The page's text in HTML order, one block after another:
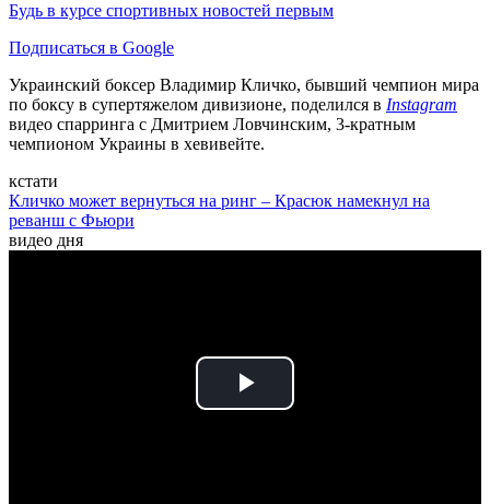
Будь в курсе спортивных новостей первым
Подписаться в Google
Украинский боксер Владимир Кличко, бывший чемпион мира
по боксу в супертяжелом дивизионе, поделился в Instagram
видео спарринга с Дмитрием Ловчинским, 3-кратным
чемпионом Украины в хевивейте.
кстати
Кличко может вернуться на ринг – Красюк намекнул на
реванш с Фьюри
видео дня
Play